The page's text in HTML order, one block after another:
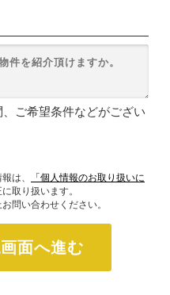
ご希望条件などがござい
は、
「個人情報のお取り扱いに
取り扱います。
問い合わせください。
面へ進む